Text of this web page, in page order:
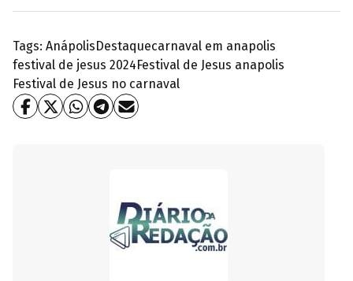
Tags: AnápolisDestaquecarnaval em anapolis
festival de jesus 2024Festival de Jesus anapolis
Festival de Jesus no carnaval